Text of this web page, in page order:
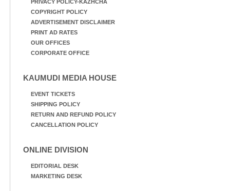
PRIVACY POLICY-KAZHCHA
COPYRIGHT POLICY
ADVERTISEMENT DISCLAIMER
PRINT AD RATES
OUR OFFICES
CORPORATE OFFICE
KAUMUDI MEDIA HOUSE
EVENT TICKETS
SHIPPING POLICY
RETURN AND REFUND POLICY
CANCELLATION POLICY
ONLINE DIVISION
EDITORIAL DESK
MARKETING DESK